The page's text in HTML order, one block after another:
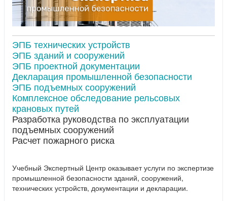
ЭПБ технических устройств
ЭПБ зданий и сооружений
ЭПБ проектной документации
Декларация промышленной безопасности
ЭПБ подъемных сооружений
Комплексное обследование рельсовых
крановых путей
Разработка руководства по эксплуатации
подъемных сооружений
Расчет пожарного риска
Учебный Экспертный Центр оказывает услуги по экспертизе
промышленной безопасности зданий, сооружений,
технических устройств, документации и декларации.